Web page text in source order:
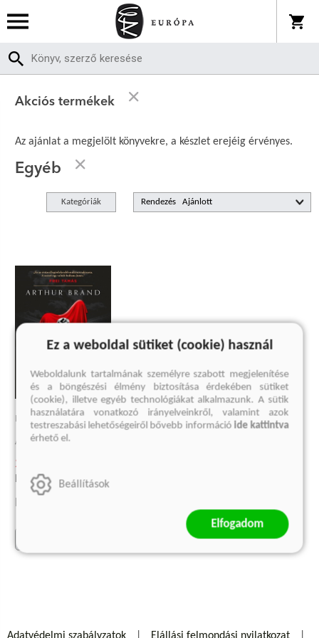
Akciós termékek
Az ajánlat a megjelölt könyvekre, a készlet erejéig érvényes.
Egyéb
Kategóriák Rendezés
HITLER LOVAI
Arthur Brand
2 699 Ft
Korábbi ár:1 499 Ft
Eredeti ár:
Ez a weboldal sütiket (cookie) használ
Weboldalunk tartalmának személyre szabott megjelenítése
és a böngészési élmény biztosítása érdekében sütiket
(cookie), illetve egyéb technológiákat alkalmazunk. A sütik
használatára vonatkozó irányelveinkről, valamint azok
testreszabási lehetőségeiről bővebb információ ide kattintva
érhető el.
Beállítások
Elfogadom